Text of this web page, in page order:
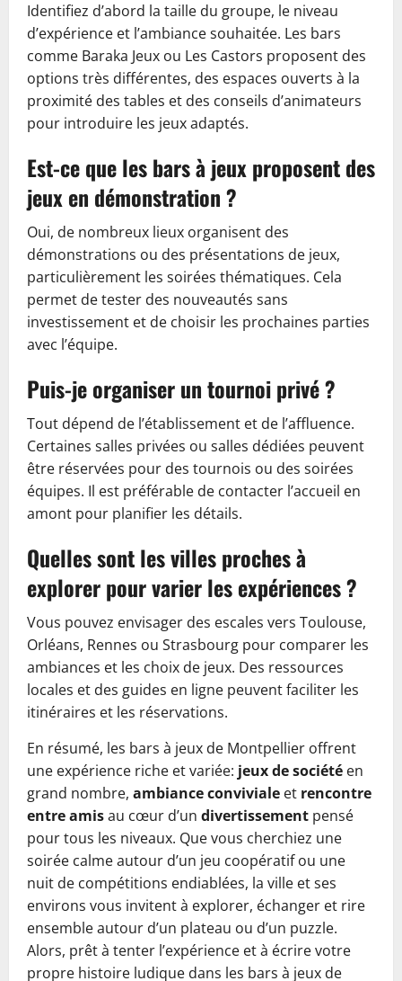
Identifiez d’abord la taille du groupe, le niveau
d’expérience et l’ambiance souhaitée. Les bars
comme Baraka Jeux ou Les Castors proposent des
options très différentes, des espaces ouverts à la
proximité des tables et des conseils d’animateurs
pour introduire les jeux adaptés.
Est-ce que les bars à jeux proposent des
jeux en démonstration ?
Oui, de nombreux lieux organisent des
démonstrations ou des présentations de jeux,
particulièrement les soirées thématiques. Cela
permet de tester des nouveautés sans
investissement et de choisir les prochaines parties
avec l’équipe.
Puis-je organiser un tournoi privé ?
Tout dépend de l’établissement et de l’affluence.
Certaines salles privées ou salles dédiées peuvent
être réservées pour des tournois ou des soirées
équipes. Il est préférable de contacter l’accueil en
amont pour planifier les détails.
Quelles sont les villes proches à
explorer pour varier les expériences ?
Vous pouvez envisager des escales vers Toulouse,
Orléans, Rennes ou Strasbourg pour comparer les
ambiances et les choix de jeux. Des ressources
locales et des guides en ligne peuvent faciliter les
itinéraires et les réservations.
En résumé, les bars à jeux de Montpellier offrent
une expérience riche et variée: jeux de société en
grand nombre, ambiance conviviale et rencontre
entre amisau cœur d’un divertissement pensé
pour tous les niveaux. Que vous cherchiez une
soirée calme autour d’un jeu coopératif ou une
nuit de compétitions endiablées, la ville et ses
environs vous invitent à explorer, échanger et rire
ensemble autour d’un plateau ou d’un puzzle.
Alors, prêt à tenter l’expérience et à écrire votre
propre histoire ludique dans les bars à jeux de